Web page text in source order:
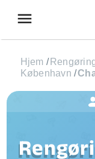
menu
Hjem /
København /